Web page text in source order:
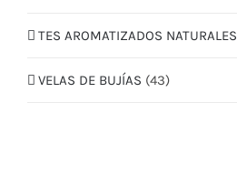
TES AROMATIZADOS NATURALES
VELAS DE BUJÍAS (43)